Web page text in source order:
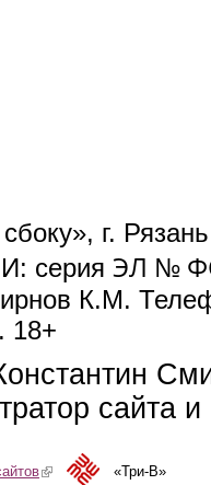
г.
серия ЭЛ №
К.М.
sends e-mail)
. 18+
сайта
(link is external)«Три-В»